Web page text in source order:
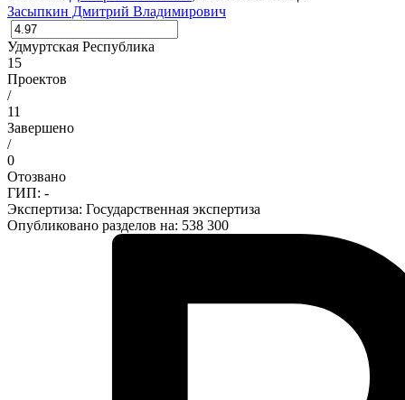
Засыпкин Дмитрий Владимирович
Удмуртская Республика
15
Проектов
/
11
Завершено
/
0
Отозвано
ГИП: -
Экспертиза: Государственная экспертиза
Опубликовано разделов на: 538 300